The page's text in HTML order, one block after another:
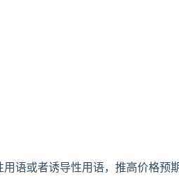
用语或者诱导性用语，推高价格预